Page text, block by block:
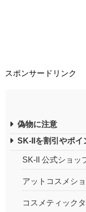
スポンサードリンク
偽物に注意
SK-IIを割引やポイ
SK-II 公式ショッ
アットコスメシ
コスメティック